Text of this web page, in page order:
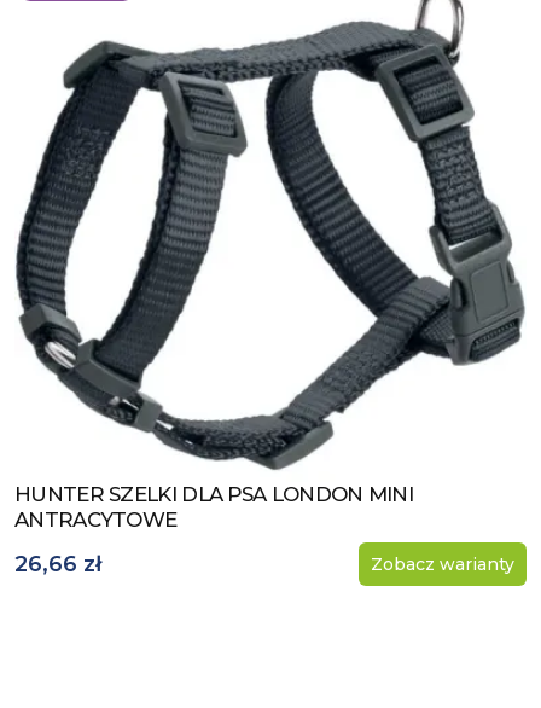
Zobacz produkt
HUNTER SZELKI DLA PSA LONDON MINI
ANTRACYTOWE
26,66 zł Zobacz warianty